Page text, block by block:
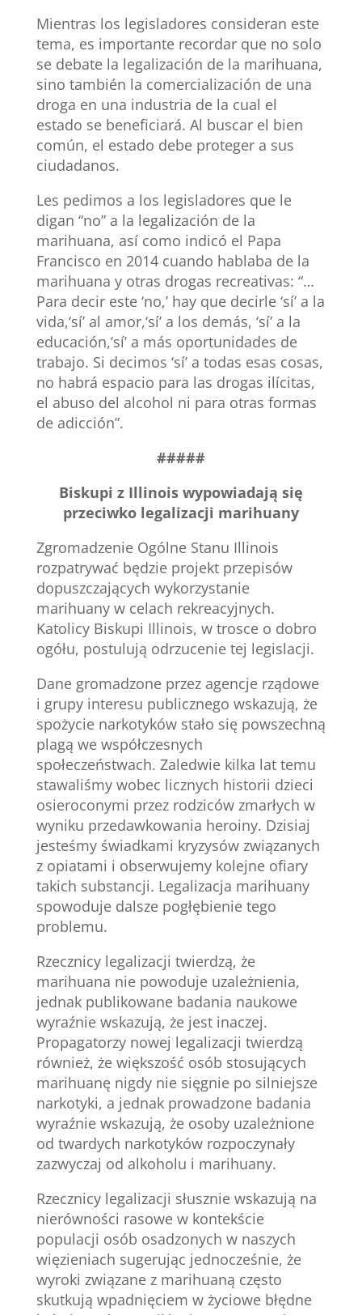
Mientras los legisladores consideran este
tema, es importante recordar que no solo
se debate la legalización de la marihuana,
sino también la comercialización de una
droga en una industria de la cual el
estado se beneficiará. Al buscar el bien
común, el estado debe proteger a sus
ciudadanos.
Les pedimos a los legisladores que le
digan “no” a la legalización de la
marihuana, así como indicó el Papa
Francisco en 2014 cuando hablaba de la
marihuana y otras drogas recreativas: “…
Para decir este ‘no,’ hay que decirle ‘sí’ a la
vida,‘sí’ al amor,‘sí’ a los demás, ‘sí’ a la
educación,‘sí’ a más oportunidades de
trabajo. Si decimos ‘sí’ a todas esas cosas,
no habrá espacio para las drogas ilícitas,
el abuso del alcohol ni para otras formas
de adicción”.
#####
Biskupi z Illinois wypowiadają się
przeciwko legalizacji marihuany
Zgromadzenie Ogólne Stanu Illinois
rozpatrywać będzie projekt przepisów
dopuszczających wykorzystanie
marihuany w celach rekreacyjnych.
Katolicy Biskupi Illinois, w trosce o dobro
ogółu, postulują odrzucenie tej legislacji.
Dane gromadzone przez agencje rządowe
i grupy interesu publicznego wskazują, że
spożycie narkotyków stało się powszechną
plagą we współczesnych
społeczeństwach. Zaledwie kilka lat temu
stawaliśmy wobec licznych historii dzieci
osieroconymi przez rodziców zmarłych w
wyniku przedawkowania heroiny. Dzisiaj
jesteśmy świadkami kryzysów związanych
z opiatami i obserwujemy kolejne ofiary
takich substancji. Legalizacja marihuany
spowoduje dalsze pogłębienie tego
problemu.
Rzecznicy legalizacji twierdzą, że
marihuana nie powoduje uzależnienia,
jednak publikowane badania naukowe
wyraźnie wskazują, że jest inaczej.
Propagatorzy nowej legalizacji twierdzą
również, że większość osób stosujących
marihuanę nigdy nie sięgnie po silniejsze
narkotyki, a jednak prowadzone badania
wyraźnie wskazują, że osoby uzależnione
od twardych narkotyków rozpoczynały
zazwyczaj od alkoholu i marihuany.
Rzecznicy legalizacji słusznie wskazują na
nierówności rasowe w kontekście
populacji osób osadzonych w naszych
więzieniach sugerując jednocześnie, że
wyroki związane z marihuaną często
skutkują wpadnięciem w życiowe błędne